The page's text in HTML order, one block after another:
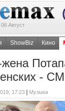
06 Август
ShowBiz Кино
-
17:23 Музыка